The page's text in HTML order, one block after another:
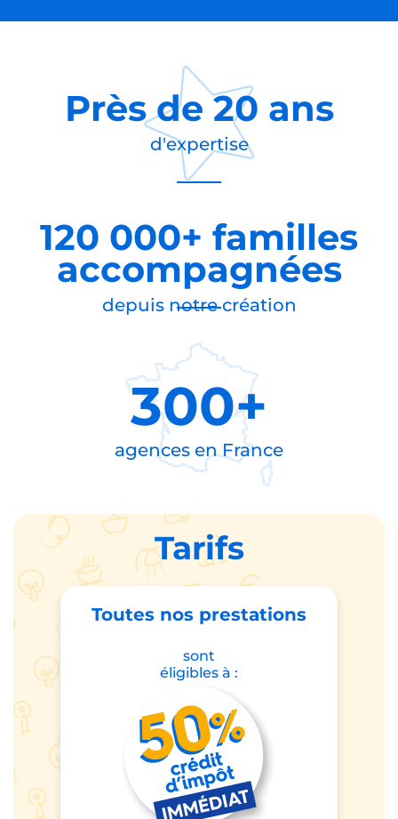
Près de20 ans
d'expertise
120 000+ familles
accompagnées
depuis notre création
300+
agences enFrance
Tarifs
Toutes nos prestations
sont
éligibles à :